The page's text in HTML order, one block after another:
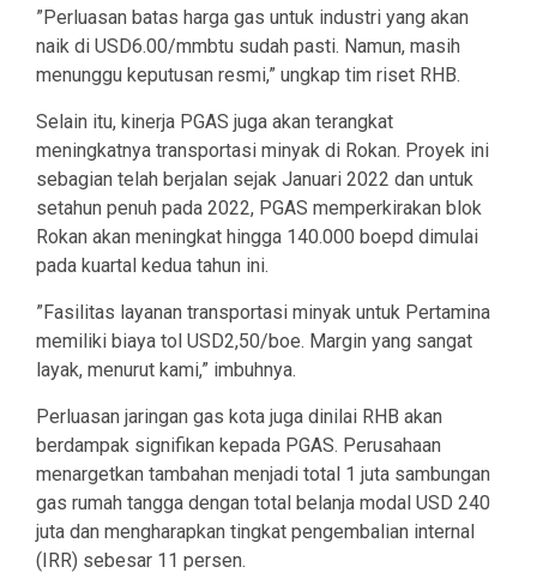
”Perluasan batas harga gas untuk industri yang akan
naik di USD6.00/mmbtu sudah pasti. Namun, masih
menunggu keputusan resmi,” ungkap tim riset RHB.
Selain itu, kinerja PGAS juga akan terangkat
meningkatnya transportasi minyak di Rokan. Proyek ini
sebagian telah berjalan sejak Januari 2022 dan untuk
setahun penuh pada 2022, PGAS memperkirakan blok
Rokan akan meningkat hingga 140.000 boepd dimulai
pada kuartal kedua tahun ini.
”Fasilitas layanan transportasi minyak untuk Pertamina
memiliki biaya tol USD2,50/boe. Margin yang sangat
layak, menurut kami,” imbuhnya.
Perluasan jaringan gas kota juga dinilai RHB akan
berdampak signifikan kepada PGAS. Perusahaan
menargetkan tambahan menjadi total 1 juta sambungan
gas rumah tangga dengan total belanja modal USD 240
juta dan mengharapkan tingkat pengembalian internal
(IRR) sebesar 11 persen.